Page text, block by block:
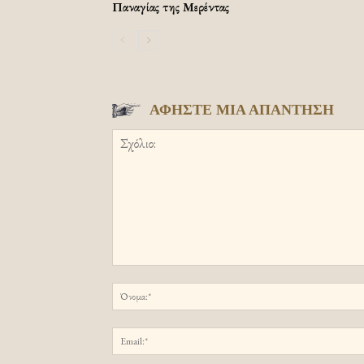
Παναγίας της Μερέντας
ΑΦΗΣΤΕ ΜΙΑ ΑΠΑΝΤΗΣΗ